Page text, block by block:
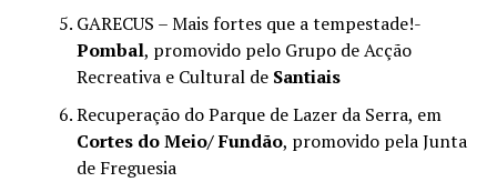
GARECUS – Mais fortes que a tempestade!-
Pombal, promovido pelo Grupo de Acção
Recreativa e Cultural deSantiais
Recuperação do Parque de Lazer da Serra, em
Cortes do Meio/ Fundão, promovido pela Junta
de Freguesia